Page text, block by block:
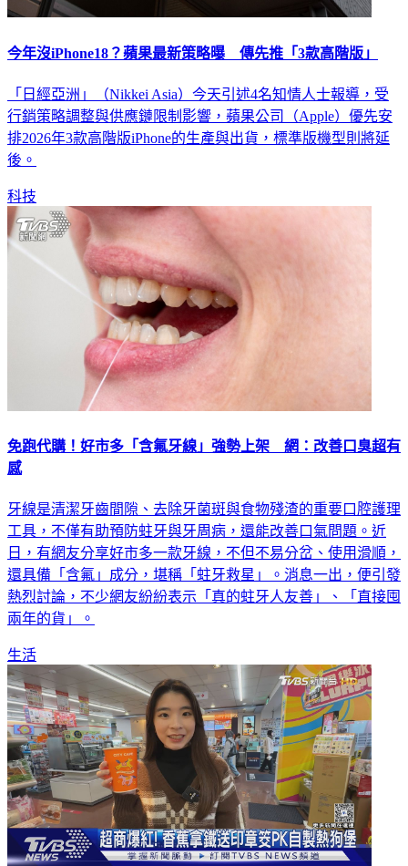
今年沒iPhone18？蘋果最新策略曝 傳先推「3款高階版」
「日經亞洲」（Nikkei Asia）今天引述4名知情人士報導，受
行銷策略調整與供應鏈限制影響，蘋果公司（Apple）優先安
排2026年3款高階版iPhone的生產與出貨，標準版機型則將延
後。
科技
免跑代購！好市多「含氟牙線」強勢上架 網：改善口臭超有
感
牙線是清潔牙齒間隙、去除牙菌斑與食物殘渣的重要口腔護理
工具，不僅有助預防蛀牙與牙周病，還能改善口氣問題。近
日，有網友分享好市多一款牙線，不但不易分岔、使用滑順，
還具備「含氟」成分，堪稱「蛀牙救星」。消息一出，便引發
熱烈討論，不少網友紛紛表示「真的蛀牙人友善」、「直接囤
兩年的貨」。
生活